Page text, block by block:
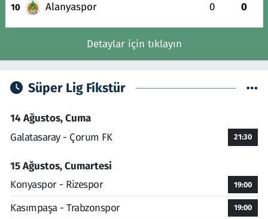
10 Alanyaspor 0 0
Detaylar için tıklayın
Süper Lig Fikstür
14 Ağustos, Cuma
Galatasaray - Çorum FK
21:30
15 Ağustos, Cumartesi
Konyaspor - Rizespor
19:00
Kasımpaşa - Trabzonspor 19:00